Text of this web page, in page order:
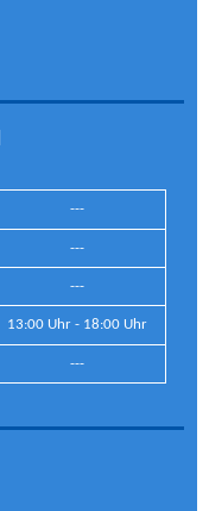
---
---
---
13:00 Uhr - 18:00 Uhr
---